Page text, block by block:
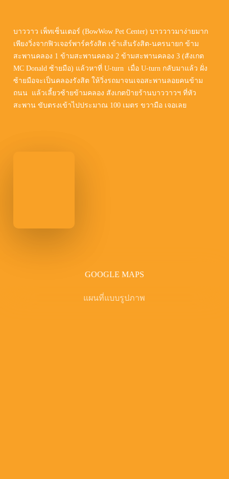
บาววาว เพ็ทเซ็นเตอร์ (BowWow Pet Center) บาววาวมาง่ายมาก
เพียงวิ่งจากฟิวเจอร์พาร์ครังสิต เข้าเส้นรังสิต-นครนายก ข้าม
สะพานคลอง 1 ข้ามสะพานคลอง 2 ข้ามสะพานคลอง 3 (สังเกต
MC Donald ซ้ายมือ) แล้วหาที่ U-turn เมื่อ U-turn กลับมาแล้ว ฝั่ง
ซ้ายมือจะเป็นคลองรังสิต ให้วิ่งรถมาจนเจอสะพานลอยคนข้าม
ถนน แล้วเลี้ยวซ้ายข้ามคลอง สังเกตป้ายร้านบาววาวฯ ที่หัว
สะพาน ขับตรงเข้าไปประมาณ 100 เมตร ขวามือ เจอเลย
GOOGLE MAPS
แผนที่แบบรูปภาพ